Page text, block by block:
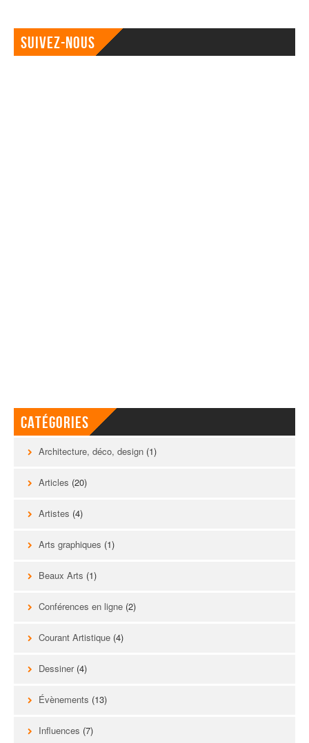
Suivez-nous
Catégories
Architecture, déco, design (1)
Articles (20)
Artistes (4)
Arts graphiques (1)
Beaux Arts (1)
Conférences en ligne (2)
Courant Artistique (4)
Dessiner(4)
Évènements (13)
Influences (7)